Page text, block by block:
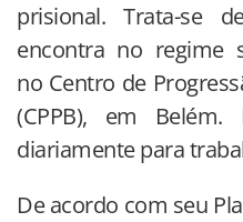
prisional. Trata-se
encontra no regime
no Centro de
(CPPB), em
diariamente para
De acordo com seu